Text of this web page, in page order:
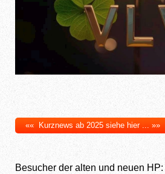
«« Kurznews ab 2025 siehe hier ... »»
Besucher der alten und neuen HP: